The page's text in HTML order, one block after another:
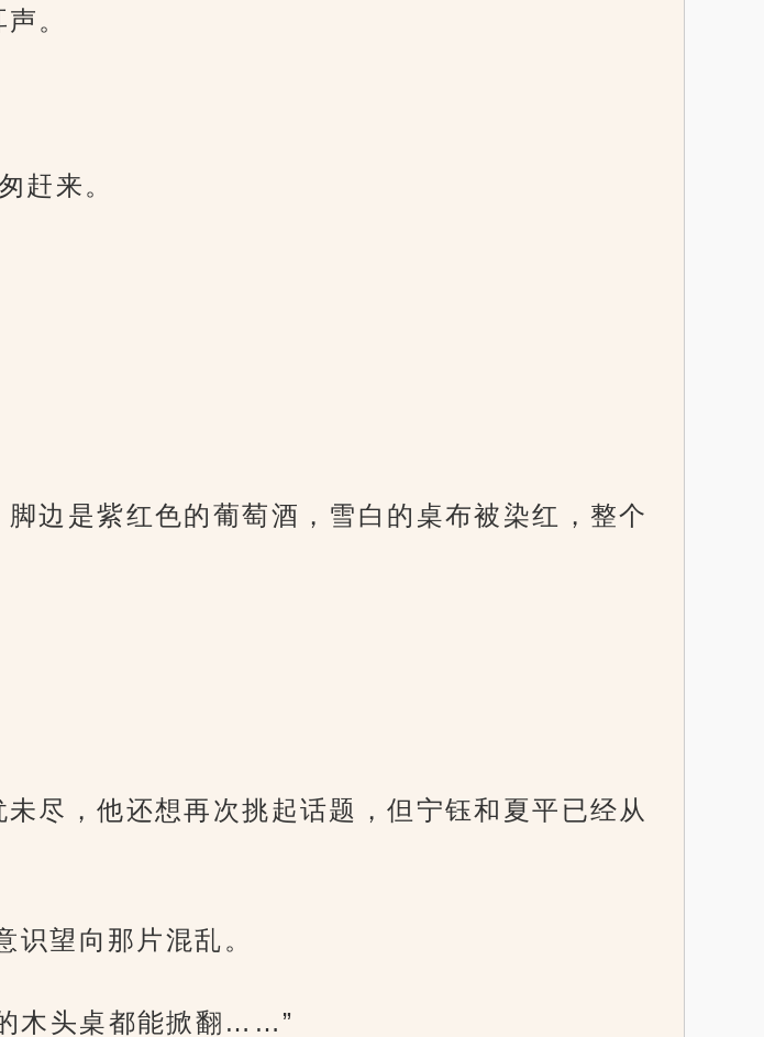
。
赶来。
边是紫红色的葡萄酒，雪白的桌布被染红，整个
尽，他还想再次挑起话题，但宁钰和夏平已经从
识望向那片混乱。
木头桌都能掀翻……”